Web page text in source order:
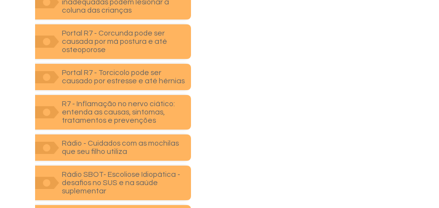
inadequadas podem lesionar a
coluna das crianças
Portal R7 - Corcunda pode ser
causada por má postura e até
osteoporose
Portal R7 - Torcicolo pode ser
causado por estresse e até hérnias
R7 - Inflamação no nervo ciático:
entenda as causas, sintomas,
tratamentos e prevenções
Rádio - Cuidados com as mochilas
que seu filho utiliza
Rádio SBOT- Escoliose Idiopática -
desafios no SUS e na saúde
suplementar